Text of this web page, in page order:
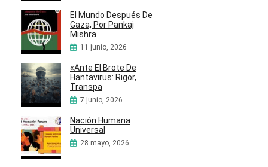
El Mundo Después De
Gaza, Por Pankaj
Mishra
11 junio, 2026
«Ante El Brote De
Hantavirus: Rigor,
Transpa
7 junio, 2026
Nación Humana
Universal
28 mayo, 2026